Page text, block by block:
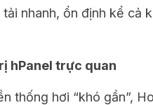
nhanh, ổn định kể cả
hPanel trực quan
thống hơi “khó gần”,